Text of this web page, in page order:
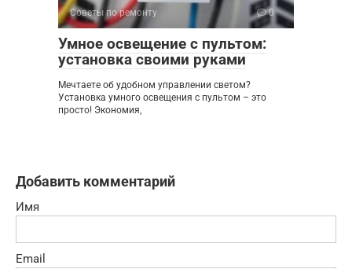
Советы по ремонту 0
Умное освещение с пультом:
установка своими руками
Мечтаете об удобном управлении светом?
Установка умного освещения с пультом – это
просто! Экономия,
Добавить комментарий
Имя
Email